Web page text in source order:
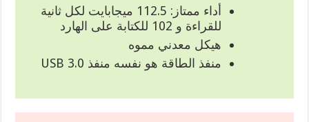
أداء ممتاز: 112.5 ميجابايت لكل ثانية
للقراءة و 102 للكتابة على الهارد
هيكل معدني مموه
منفذ الطاقة هو نفسه منفذ USB 3.0